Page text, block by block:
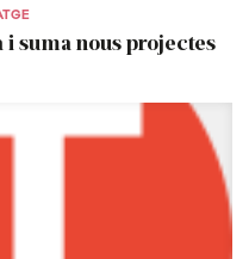
suma nous projectes